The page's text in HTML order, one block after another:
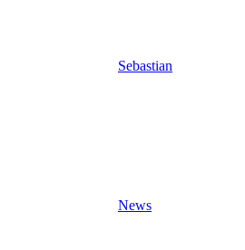
Sebastian
News